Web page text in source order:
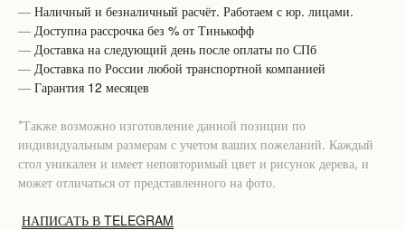
— Наличный и безналичный расчёт. Работаем с юр. лицами.
— Доступна рассрочка без % от Тинькофф
— Доставка на следующий день после оплаты по СПб
— Доставка по России любой транспортной компанией
— Гарантия 12 месяцев
*Также возможно изготовление данной позиции по
индивидуальным размерам с учетом ваших пожеланий. Каждый
стол уникален и имеет неповторимый цвет и рисунок дерева, и
может отличаться от представленного на фото.
НАПИСАТЬ В TELEGRAM